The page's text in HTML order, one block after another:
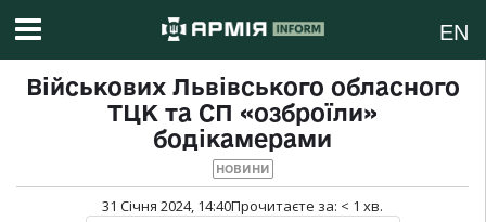
EN
Військових Львівського обласного
ТЦК та СП «озброїли»
бодікамерами
НОВИНИ
31 Січня 2024, 14:40Прочитаєте за: < 1 хв.